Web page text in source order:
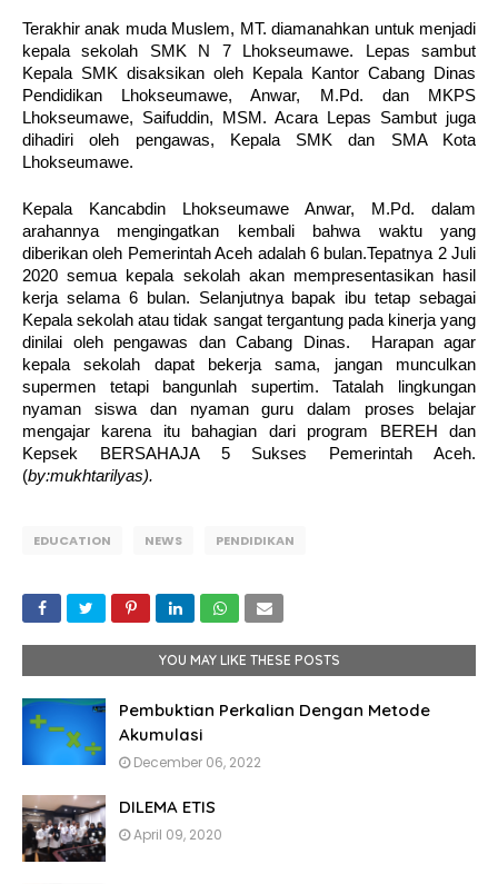
Terakhir anak muda Muslem, MT. diamanahkan untuk menjadi
kepala sekolah SMK N 7 Lhokseumawe. Lepas sambut
Kepala SMK disaksikan oleh Kepala Kantor Cabang Dinas
Pendidikan Lhokseumawe, Anwar, M.Pd. dan MKPS
Lhokseumawe, Saifuddin, MSM. Acara Lepas Sambut juga
dihadiri oleh pengawas, Kepala SMK dan SMA Kota
Lhokseumawe.
Kepala Kancabdin Lhokseumawe Anwar, M.Pd. dalam
arahannya mengingatkan kembali bahwa waktu yang
diberikan oleh Pemerintah Aceh adalah 6 bulan.Tepatnya 2 Juli
2020 semua kepala sekolah akan mempresentasikan hasil
kerja selama 6 bulan. Selanjutnya bapak ibu tetap sebagai
Kepala sekolah atau tidak sangat tergantung pada kinerja yang
dinilai oleh pengawas dan Cabang Dinas.  Harapan agar
kepala sekolah dapat bekerja sama, jangan munculkan
supermen tetapi bangunlah supertim. Tatalah lingkungan
nyaman siswa dan nyaman guru dalam proses belajar
mengajar karena itu bahagian dari program BEREH dan
Kepsek BERSAHAJA 5 Sukses Pemerintah Aceh.
(by:mukhtarilyas).
EDUCATION NEWS PENDIDIKAN
YOU MAY LIKE THESE POSTS
Pembuktian Perkalian Dengan Metode
Akumulasi
December 06, 2022
DILEMA ETIS
April 09, 2020